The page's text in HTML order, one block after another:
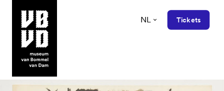
museum van Bommel van Dam
NL Tickets